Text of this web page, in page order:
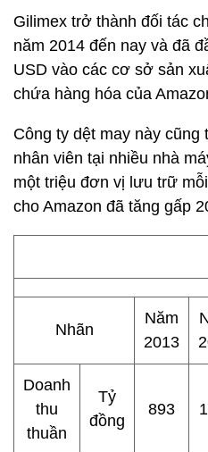
Gilimex trở thành đối tác
năm 2014 đến nay và đã
USD vào các cơ sở sản
chứa hàng hóa của
Công ty dệt may này
nhân viên tại nhiều nhà
một triệu đơn vị lưu trữ
cho Amazon đã tăng gấp
Nhãn
Năm
2013
Doanh
thu
thuần
Tỷ
đồng
893